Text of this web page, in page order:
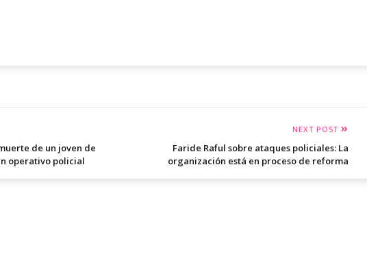
de un joven de
operativo policial
NEXT POST
Faride Raful sobre ataques policiales: La
organización está en proceso de reforma